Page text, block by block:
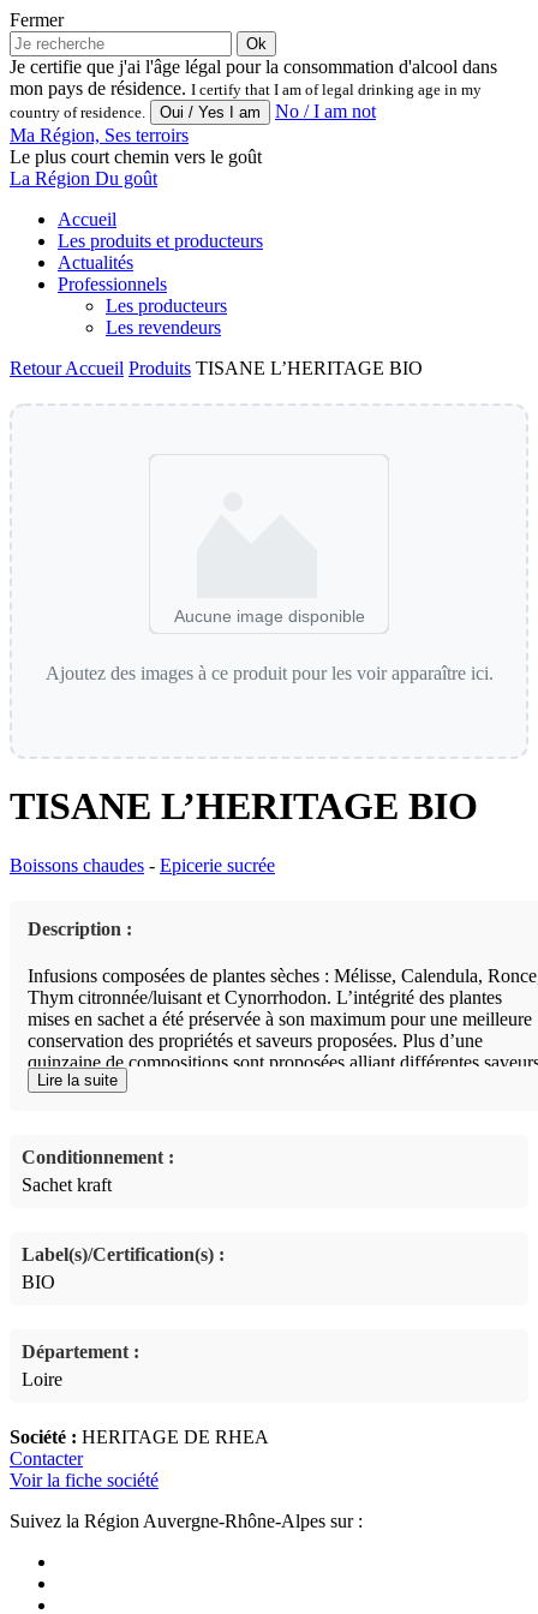
Fermer
Ok
Je certifie que j'ai l'âge légal pour la consommation d'alcool dans
mon pays de résidence. I certify that I am of legal drinking age in my
country of residence.
No / I am not
Ma Région, Ses terroirs
Le plus court chemin vers le goût
La Région Du goût
Accueil
Les produits et producteurs
Actualités
Professionnels
Les producteurs
Les revendeurs
RetourAccueil Produits TISANE L’HERITAGE BIO
Aucune image disponible
Ajoutez des images à ce produit pour les voir apparaître ici.
TISANE L’HERITAGE BIO
Boissons chaudes - Epicerie sucrée
Description :
Infusions composées de plantes sèches : Mélisse, Calendula,
Thym citronnée/luisant et Cynorrhodon. L’intégrité des plantes
mises en sachet a été préservée à son maximum pour une meilleure
conservation des propriétés et saveurs proposées. Plus d’une
quinzaine de compositions sont proposées alliant différentes
et propriétés. La majorité des plantes ont été cueillies ou cultivées
site.
Lire la suite
Conditionnement :
Sachet kraft
Label(s)/Certification(s) :
BIO
Département :
Loire
Société : HERITAGE DE RHEA
Contacter
Voir la fiche société
Suivez la Région Auvergne-Rhône-Alpes sur :